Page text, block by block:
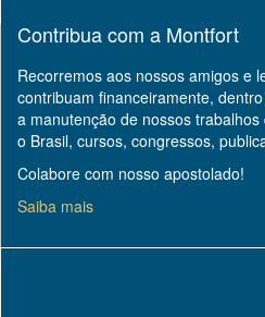
Contribua com a Montfort
Recorremos aos nossos amigos e
contribuam financeiramente,
a manutenção de nossos
o Brasil, cursos, congressos,
Colabore com nosso apostolado!
Saiba mais